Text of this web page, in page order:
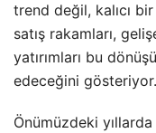
trend değil, kalıcı
satış rakamları,
yatırımları bu
edeceğini gösteriyor.
Önümüzdeki